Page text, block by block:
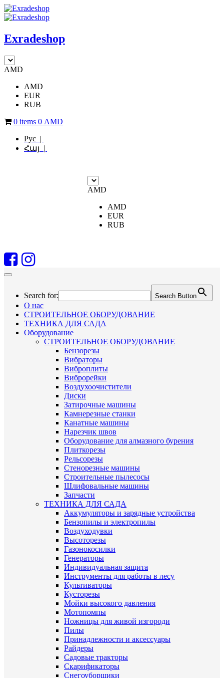
Exradeshop
AMD
AMD
EUR
RUB
0 items 0 AMD
Рус |
Հայ |
AMD
AMD
EUR
RUB
Search for: Search Button
О нас
СТРОИТЕЛЬНОЕ ОБОРУДОВАНИЕ
ТЕХНИКА ДЛЯ САДА
Оборудование
СТРОИТЕЛЬНОЕ ОБОРУДОВАНИЕ
Бензорезы
Вибраторы
Виброплиты
Виброрейки
Воздухоочистители
Диски
Затирочные машины
Камнерезные станки
Канатные машины
Нарезчик швов
Оборудование для алмазного бурения
Плиткорезы
Рельсорезы
Стенорезные машины
Строительные пылесосы
Шлифовальные машины
Запчасти
ТЕХНИКА ДЛЯ САДА
Аккумуляторы и зарядные устройства
Бензопилы и электропилы
Воздуходувки
Высоторезы
Газонокосилки
Генераторы
Индивидуальная защита
Инструменты для работы в лесу
Культиваторы
Кусторезы
Мойки высокого давления
Мотопомпы
Ножницы для живой изгороди
Пилы
Принадлежности и аксессуары
Райдеры
Садовые тракторы
Скарификаторы
Снегоуборщики